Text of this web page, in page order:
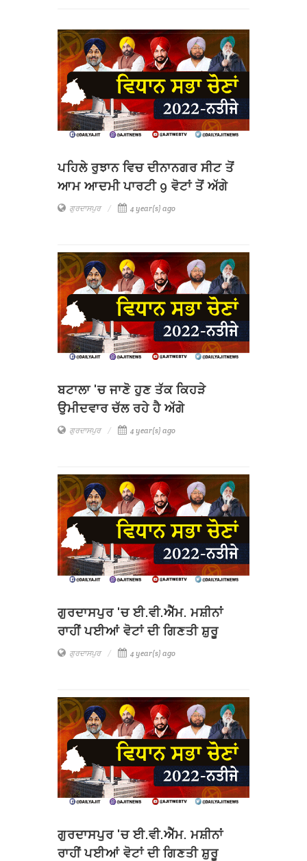
ਪਹਿਲੇ ਰੁਝਾਨ ਵਿਚ ਦੀਨਾਨਗਰ ਸੀਟ ਤੋਂ
ਆਮ ਆਦਮੀ ਪਾਰਟੀ 9 ਵੋਟਾਂ ਤੋਂ ਅੱਗੇ
ਗੁਰਦਾਸਪੁਰ 4 year(s) ago
ਬਟਾਲਾ 'ਚ ਜਾਣੋ ਹੁਣ ਤੱਕ ਕਿਹੜੇ
ਉਮੀਦਵਾਰ ਚੱਲ ਰਹੇ ਹੈ ਅੱਗੇ
ਗੁਰਦਾਸਪੁਰ 4 year(s) ago
ਗੁਰਦਾਸਪੁਰ 'ਚ ਈ.ਵੀ.ਐੱਮ. ਮਸ਼ੀਨਾਂ
ਰਾਹੀਂ ਪਈਆਂ ਵੋਟਾਂ ਦੀ ਗਿਣਤੀ ਸ਼ੁਰੂ
ਗੁਰਦਾਸਪੁਰ 4 year(s) ago
ਗੁਰਦਾਸਪੁਰ 'ਚ ਈ.ਵੀ.ਐੱਮ. ਮਸ਼ੀਨਾਂ
ਰਾਹੀਂ ਪਈਆਂ ਵੋਟਾਂ ਦੀ ਗਿਣਤੀ ਸ਼ੁਰੂ